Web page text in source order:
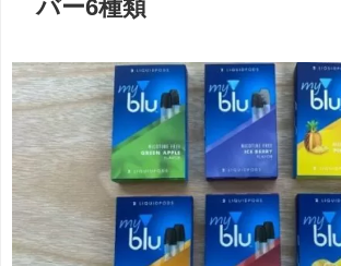
バー6種類